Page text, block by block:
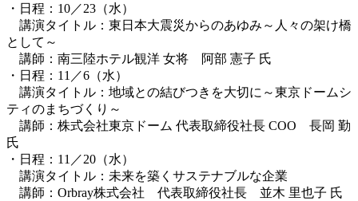
・日程：10／23（水）
講演タイトル：東日本大震災からのあゆみ～人々の架け橋
として～
講師：南三陸ホテル観洋 女将 阿部 憲子 氏
・日程：11／6（水）
講演タイトル：地域との結びつきを大切に～東京ドームシ
ティのまちづくり～
講師：株式会社東京ドーム 代表取締役社長 COO 長岡 勤
氏
・日程：11／20（水）
講演タイトル：未来を築くサステナブルな企業
講師：Orbray株式会社 代表取締役社長 並木 里也子 氏